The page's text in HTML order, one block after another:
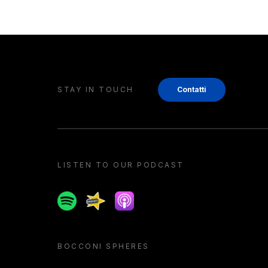
STAY IN TOUCH Contatti
LISTEN TO OUR PODCAST
SpotifySpreakerApple podcast
BOCCONI SPHERES